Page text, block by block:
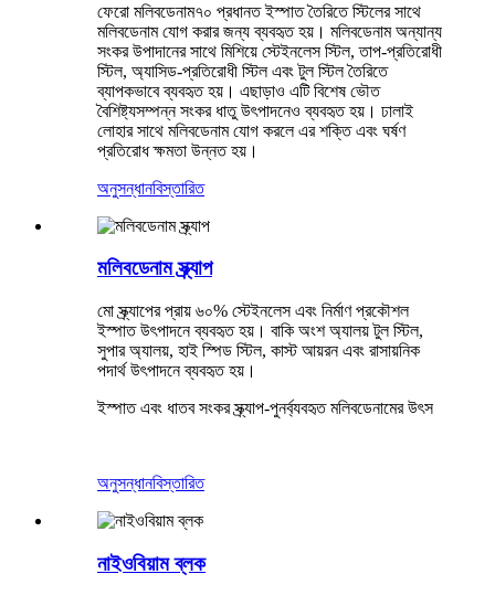
ফেরো মলিবডেনাম৭০ প্রধানত ইস্পাত তৈরিতে স্টিলের সাথে
মলিবডেনাম যোগ করার জন্য ব্যবহৃত হয়। মলিবডেনাম অন্যান্য
সংকর উপাদানের সাথে মিশিয়ে স্টেইনলেস স্টিল, তাপ-প্রতিরোধী
স্টিল, অ্যাসিড-প্রতিরোধী স্টিল এবং টুল স্টিল তৈরিতে
ব্যাপকভাবে ব্যবহৃত হয়। এছাড়াও এটি বিশেষ ভৌত
বৈশিষ্ট্যসম্পন্ন সংকর ধাতু উৎপাদনেও ব্যবহৃত হয়। ঢালাই
লোহার সাথে মলিবডেনাম যোগ করলে এর শক্তি এবং ঘর্ষণ
প্রতিরোধ ক্ষমতা উন্নত হয়।
অনুসন্ধানবিস্তারিত
মলিবডেনাম স্ক্র্যাপ
মো স্ক্র্যাপের প্রায় ৬০% স্টেইনলেস এবং নির্মাণ প্রকৌশল
ইস্পাত উৎপাদনে ব্যবহৃত হয়। বাকি অংশ অ্যালয় টুল স্টিল,
সুপার অ্যালয়, হাই স্পিড স্টিল, কাস্ট আয়রন এবং রাসায়নিক
পদার্থ উৎপাদনে ব্যবহৃত হয়।
ইস্পাত এবং ধাতব সংকর স্ক্র্যাপ-পুনর্ব্যবহৃত মলিবডেনামের উৎস
অনুসন্ধানবিস্তারিত
নাইওবিয়াম ব্লক